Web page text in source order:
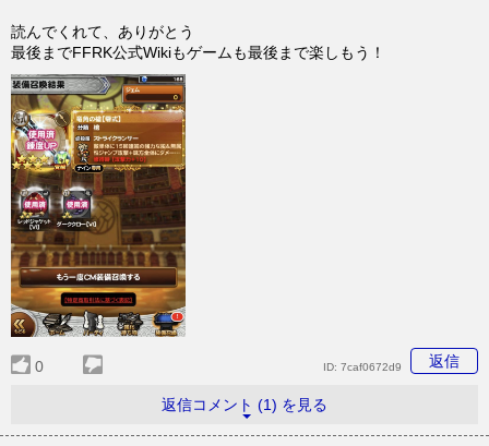
読んでくれて、ありがとう
最後までFFRK公式Wikiもゲームも最後まで楽しもう！
0 返信
ID: 7caf0672d9
返信コメント (1) を見る